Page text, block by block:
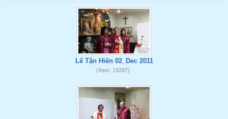
Lể Tận Hiến 02_Dec 2011
(Xem: 19287)